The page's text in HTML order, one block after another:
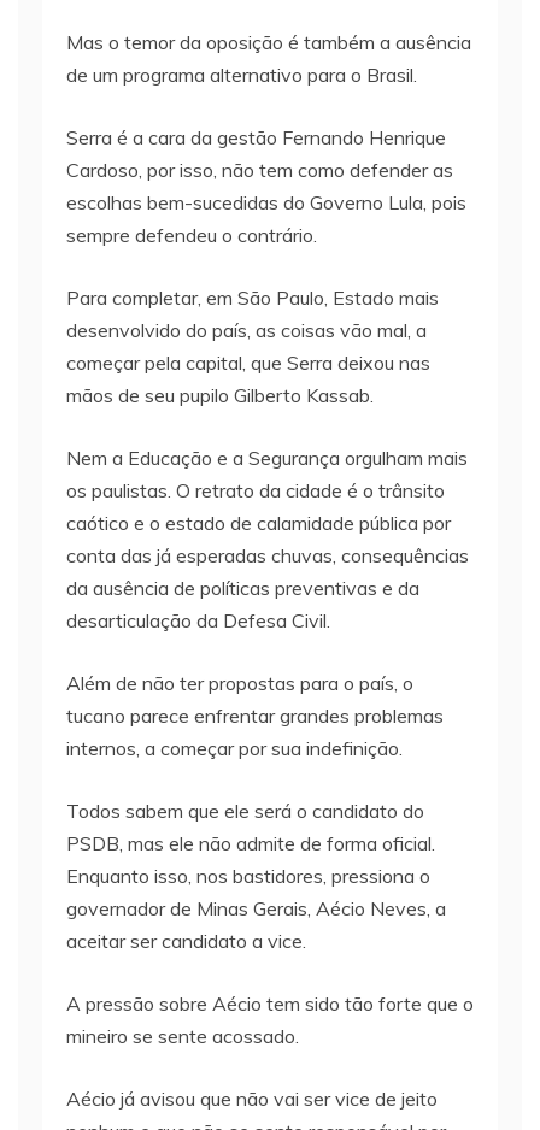
Mas o temor da oposição é também a ausência
de um programa alternativo para o Brasil.
Serra é a cara da gestão Fernando Henrique
Cardoso, por isso, não tem como defender as
escolhas bem-sucedidas do Governo Lula, pois
sempre defendeu o contrário.
Para completar, em São Paulo, Estado mais
desenvolvido do país, as coisas vão mal, a
começar pela capital, que Serra deixou nas
mãos de seu pupilo Gilberto Kassab.
Nem a Educação e a Segurança orgulham mais
os paulistas. O retrato da cidade é o trânsito
caótico e o estado de calamidade pública por
conta das já esperadas chuvas, consequências
da ausência de políticas preventivas e da
desarticulação da Defesa Civil.
Além de não ter propostas para o país, o
tucano parece enfrentar grandes problemas
internos, a começar por sua indefinição.
Todos sabem que ele será o candidato do
PSDB, mas ele não admite de forma oficial.
Enquanto isso, nos bastidores, pressiona o
governador de Minas Gerais, Aécio Neves, a
aceitar ser candidato a vice.
A pressão sobre Aécio tem sido tão forte que o
mineiro se sente acossado.
Aécio já avisou que não vai ser vice de jeito